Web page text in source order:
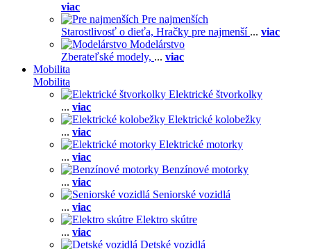
viac
Pre najmenších
Starostlivosť o dieťa, Hračky pre najmenší ... viac
Modelárstvo
Zberateľské modely, ... viac
Mobilita
Mobilita
Elektrické štvorkolky
... viac
Elektrické kolobežky
... viac
Elektrické motorky
... viac
Benzínové motorky
... viac
Seniorské vozidlá
... viac
Elektro skútre
... viac
Detské vozidlá